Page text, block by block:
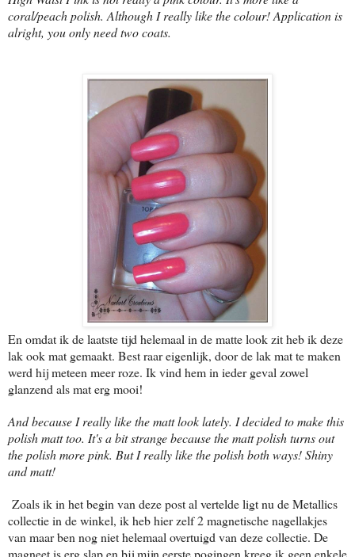
coral/peach polish. Although I really like the colour! Application is
alright, you only need two coats.
En omdat ik de laatste tijd helemaal in de matte look zit heb ik deze
lak ook mat gemaakt. Best raar eigenlijk, door de lak mat te maken
werd hij meteen meer roze. Ik vind hem in ieder geval zowel
glanzend als mat erg mooi!
And because I really like the matt look lately. I decided to make this
polish matt too. It's a bit strange because the matt polish turns out
the polish more pink. But I really like the polish both ways! Shiny
and matt!
Zoals ik in het begin van deze post al vertelde ligt nu de Metallics
collectie in de winkel, ik heb hier zelf 2 magnetische nagellakjes
van maar ben nog niet helemaal overtuigd van deze collectie. De
magneet is erg slap en bij mijn eerste pogingen kreeg ik geen enkele